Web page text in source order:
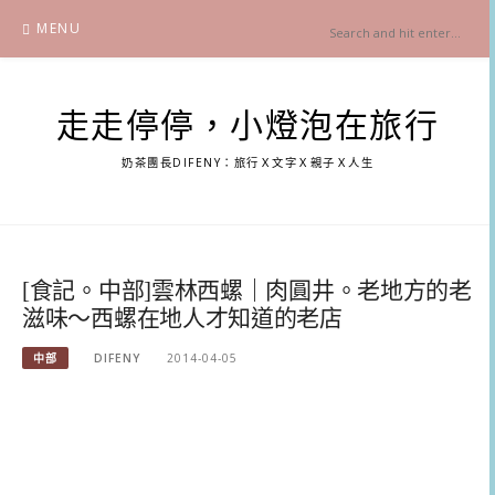
content
MENU
走走停停，小燈泡在旅行
奶茶團長DIFENY：旅行Ｘ文字Ｘ親子Ｘ人生
[食記。中部]雲林西螺｜肉圓井。老地方的老
滋味～西螺在地人才知道的老店
中部 DIFENY 2014-04-05